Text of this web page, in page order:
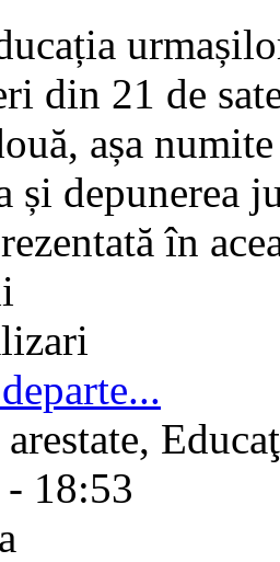
din 21 de
așa
și depunerea
în
18:53